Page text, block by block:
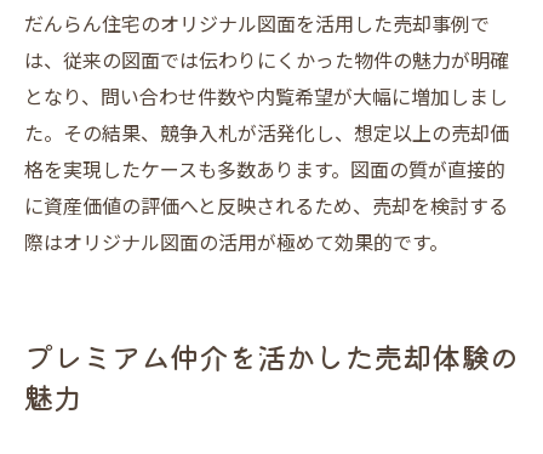
だんらん住宅のオリジナル図面を活用した売却事例で
は、従来の図面では伝わりにくかった物件の魅力が明確
となり、問い合わせ件数や内覧希望が大幅に増加しまし
た。その結果、競争入札が活発化し、想定以上の売却価
格を実現したケースも多数あります。図面の質が直接的
に資産価値の評価へと反映されるため、売却を検討する
際はオリジナル図面の活用が極めて効果的です。
プレミアム仲介を活かした売却体験の
魅力